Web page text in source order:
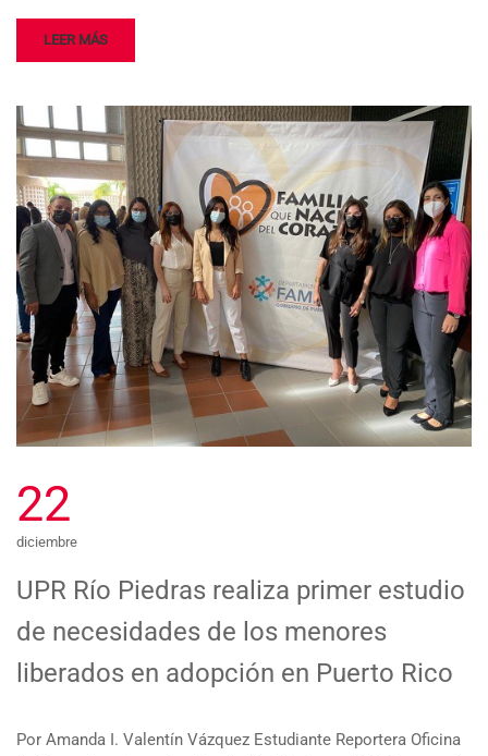
LEER MÁS
22
diciembre
UPR Río Piedras realiza primer estudio
de necesidades de los menores
liberados en adopción en Puerto Rico
Por Amanda I. Valentín Vázquez Estudiante Reportera Oficina